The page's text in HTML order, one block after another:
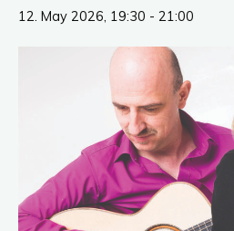
12. May 2026, 19:30 - 21:00